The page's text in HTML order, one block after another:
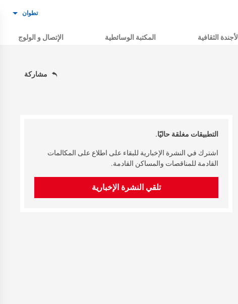
تطوان
الأجندة الثقافية المكتبة الوسائطية الإتصال و الولوج
مشاركة
التطبيقات مغلقة حاليًا.
اشترك في النشرة الإخبارية للبقاء على اطلاع على المكالمات
القادمة للمناقصات والمساكن القادمة.
تلقي النشرة الإخبارية